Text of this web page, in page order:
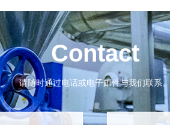
Contact
请随时通过电话或电子邮件与我们联系。